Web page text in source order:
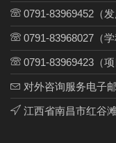
0791-83969452（
0791-83968027（学
0791-83969423（项
对外咨询服务电子
江西省南昌市红谷